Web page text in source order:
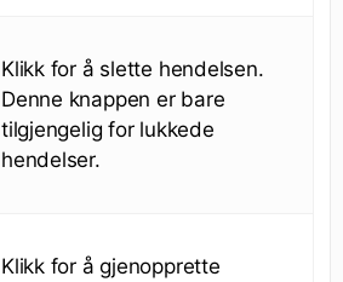
Klikk for å slette hendelsen.
Denne knappen er bare
tilgjengelig for lukkede
hendelser.
Klikk for å gjenopprette